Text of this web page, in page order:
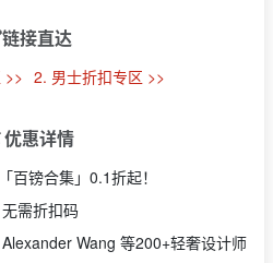
接直达
>> 2. 男士折扣专区 >>
优惠详情
百镑合集」0.1折起！
需折扣码
Wang 等200+轻奢设计师